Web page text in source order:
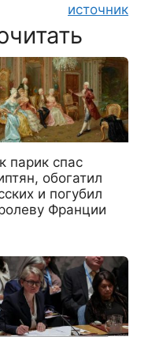
источник
парик спас
обогатил
и погубил
Франции